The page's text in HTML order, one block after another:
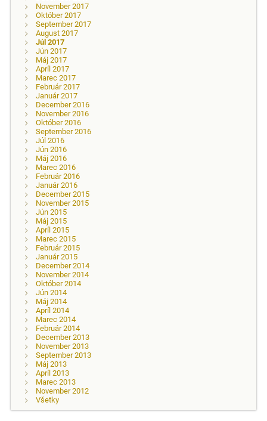
November 2017
Október 2017
September 2017
August 2017
Júl 2017
Jún 2017
Máj 2017
Apríl 2017
Marec 2017
Február 2017
Január 2017
December 2016
November 2016
Október 2016
September 2016
Júl 2016
Jún 2016
Máj 2016
Marec 2016
Február 2016
Január 2016
December 2015
November 2015
Jún 2015
Máj 2015
Apríl 2015
Marec 2015
Február 2015
Január 2015
December 2014
November 2014
Október 2014
Jún 2014
Máj 2014
Apríl 2014
Marec 2014
Február 2014
December 2013
November 2013
September 2013
Máj 2013
Apríl 2013
Marec 2013
November 2012
Všetky